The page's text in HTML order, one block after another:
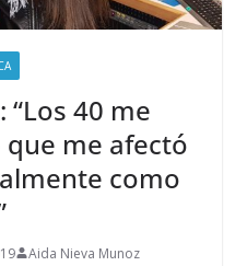
“Los 40 me
me afectó
como
Aida Nieva Munoz